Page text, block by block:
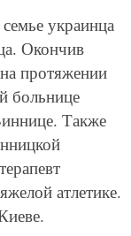
украинца
Окончив
протяжении
больнице
Также
атлетике.